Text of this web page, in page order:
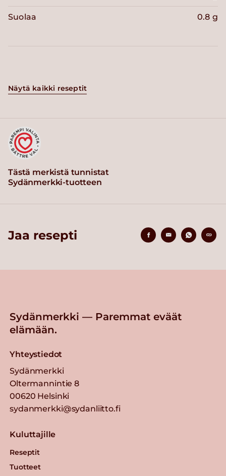
Suolaa 0.8 g
Näytä kaikki reseptit
Tästä merkistä tunnistat
Sydänmerkki-tuotteen
Jaa resepti
Sydänmerkki — Paremmat eväät
elämään.
Yhteystiedot
Sydänmerkki
Oltermannintie 8
00620 Helsinki
sydanmerkki@sydanliitto.fi
Kuluttajille
Reseptit
Tuotteet